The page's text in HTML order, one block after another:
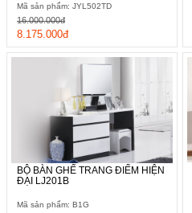
Mã sản phẩm: JYL502TD
8.175.000đ
16.000.000đ
BỘ BÀN GHẾ TRANG ĐIỂM HIỆN
ĐẠI LJ201B
Mã sản phẩm: B1G